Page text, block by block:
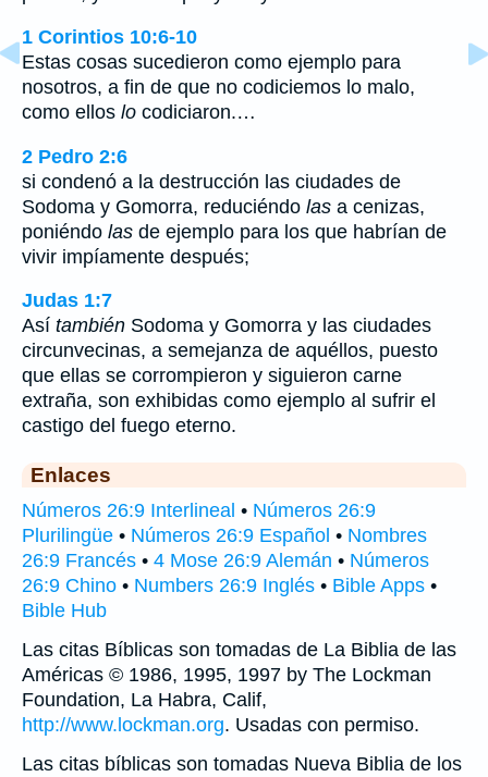
1 Corintios 10:6-10
Estas cosas sucedieron como ejemplo para
nosotros, a fin de que no codiciemos lo malo,
como ellos lo codiciaron.…
2 Pedro 2:6
si condenó a la destrucción las ciudades de
Sodoma y Gomorra, reduciéndo las a cenizas,
poniéndo las de ejemplo para los que habrían de
vivir impíamente después;
Judas 1:7
Así también Sodoma y Gomorra y las ciudades
circunvecinas, a semejanza de aquéllos, puesto
que ellas se corrompieron y siguieron carne
extraña, son exhibidas como ejemplo al sufrir el
castigo del fuego eterno.
Enlaces
Números 26:9 Interlineal • Números 26:9
Plurilingüe • Números 26:9 Español • Nombres
26:9 Francés • 4 Mose 26:9 Alemán • Números
26:9 Chino • Numbers 26:9 Inglés • Bible Apps •
Bible Hub
Las citas Bíblicas son tomadas de La Biblia de las
Américas © 1986, 1995, 1997 by The Lockman
Foundation, La Habra, Calif,
http://www.lockman.org. Usadas con permiso.
Las citas bíblicas son tomadas Nueva Biblia de los